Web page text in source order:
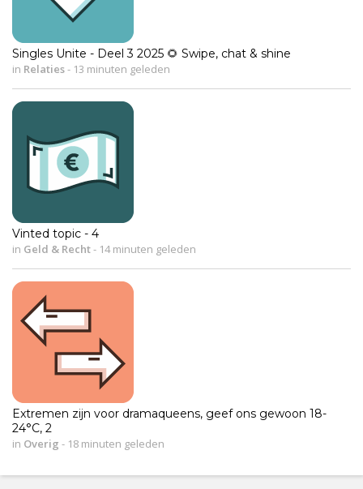
Singles Unite - Deel 3 2025 🌻 Swipe, chat & shine
in Relaties- 13 minuten geleden
Vinted topic - 4
in Geld & Recht- 14 minuten geleden
Extremen zijn voor dramaqueens, geef ons gewoon 18-
24°C, 2
in Overig - 18 minuten geleden